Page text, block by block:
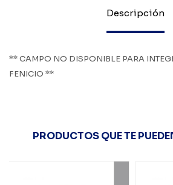
Descripción
** CAMPO NO DISPONIBLE PARA
FENICIO **
PRODUCTOS QUE TE